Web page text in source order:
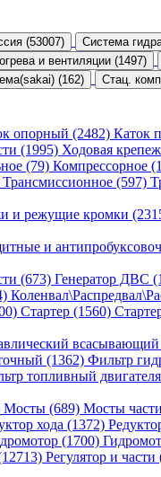
(53007)
Система
и вентиляции (1497)
(162) Стац.
опорный (2482) Каток
(1995) Ходовая
(79) Компрессорное
Трансмиссионное (597)
и режущие кромки
и
(673) Генератор ДВС
Стартер (1560)
(1362) Фильтр
топливный
Мосты (689) Мосты
хода (1372)
(1700)
Регулятор и части